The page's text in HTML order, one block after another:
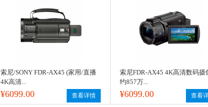
索尼/SONY FDR-AX45 (家用/直播
4K高清...
¥6099.00 查看详情
索尼FDR-AX45 4K高清数码摄
约857万...
¥6099.00 查看